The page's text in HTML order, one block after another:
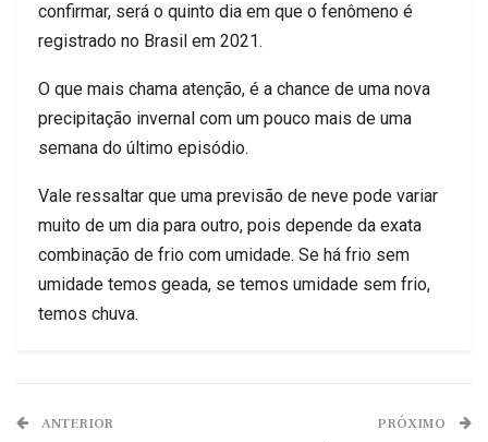
confirmar, será o quinto dia em que o fenômeno é
registrado no Brasil em 2021.
O que mais chama atenção, é a chance de uma nova
precipitação invernal com um pouco mais de uma
semana do último episódio.
Vale ressaltar que uma previsão de neve pode variar
muito de um dia para outro, pois depende da exata
combinação de frio com umidade. Se há frio sem
umidade temos geada, se temos umidade sem frio,
temos chuva.
ANTERIOR PRÓXIMO